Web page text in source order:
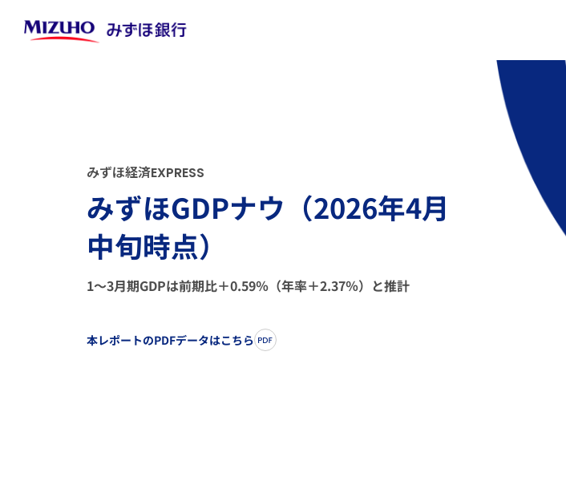
みずほ経済EXPRESS
みずほGDPナウ（2026年4月
中旬時点）
1～3月期GDPは前期比＋0.59％（年率＋2.37％）と推計
本レポートのPDFデータはこちら